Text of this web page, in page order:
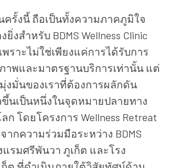
ครั้งนี้ ถือเป็นทั้งความภาคภูมิใจ
งสำหรับ BDMS Wellness Clinic
ราะไม่ใช่เพียงแค่การได้รับการ
พและมาตรฐานบริการเท่านั้น แต่
งมั่นของเราที่ต้องการผลักดัน
ขึ้นเป็นหนึ่งในจุดหมายปลายทาง
โดยโครงการ Wellness Retreat
ากความร่วมมือระหว่าง BDMS
แรมศรีพันวา ภูเก็ต และโรง